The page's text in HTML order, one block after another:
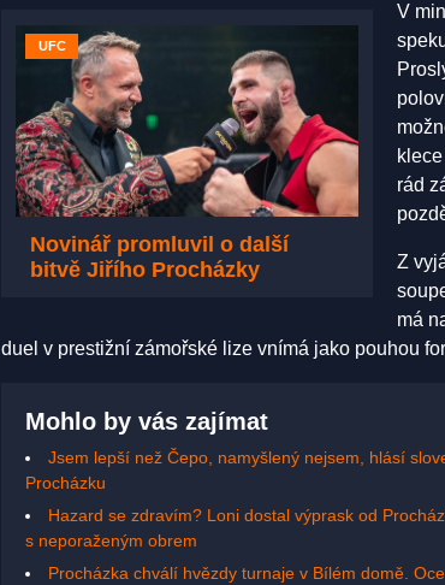
UFC
Novinář promluvil o další
bitvě Jiřího Procházky
V
rád
Z
má
duel v prestižní zámořské lize vnímá jako pouhou
Mohlo by vás zajímat
Jsem lepší než Čepo, namyšlený nejsem, hlásí
Procházku
Hazard se zdravím? Loni dostal výprask od
s neporaženým obrem
Procházka chválí hvězdy turnaje v Bílém domě.